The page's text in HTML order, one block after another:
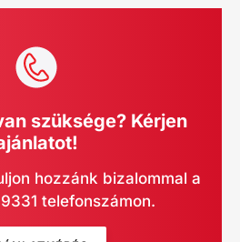
szüksége? Kérjen
hozzánk bizalommal a
telefonszámon.